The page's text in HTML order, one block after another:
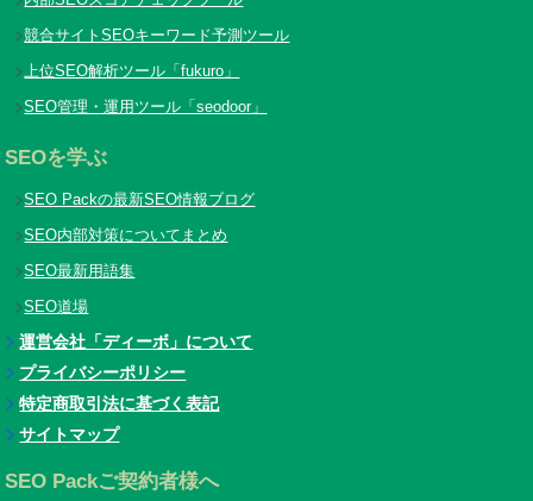
競合サイトSEOキーワード予測ツール
上位SEO解析ツール「fukuro」
SEO管理・運用ツール「seodoor」
SEOを学ぶ
SEO Packの最新SEO情報ブログ
SEO内部対策についてまとめ
SEO最新用語集
SEO道場
運営会社「ディーボ」について
プライバシーポリシー
特定商取引法に基づく表記
サイトマップ
SEO Packご契約者様へ